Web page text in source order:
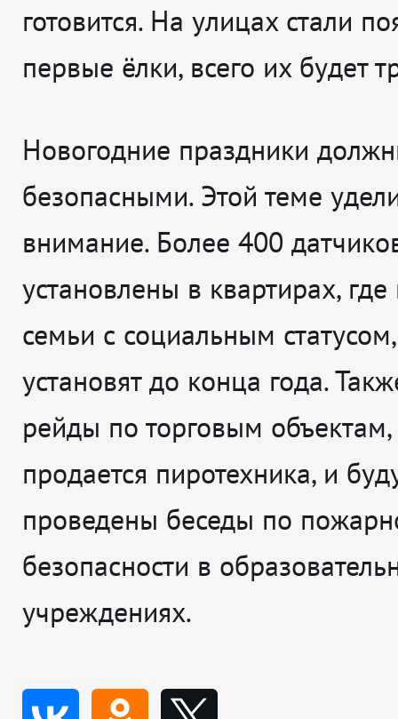
готовится. На улицах стали
первые ёлки, всего их будет
Новогодние праздники
безопасными. Этой теме
внимание. Более 400
установлены в квартирах,
семьи с социальным
установят до конца года.
рейды по торговым объектам,
продается пиротехника, и
проведены беседы по
безопасности в
учреждениях.